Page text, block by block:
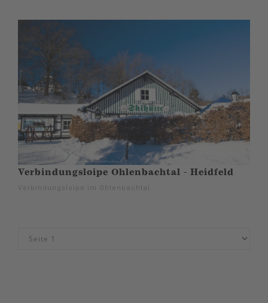
Verbindungsloipe Ohlenbachtal - Heidfeld
Verbindungsloipe im Ohlenbachtal.